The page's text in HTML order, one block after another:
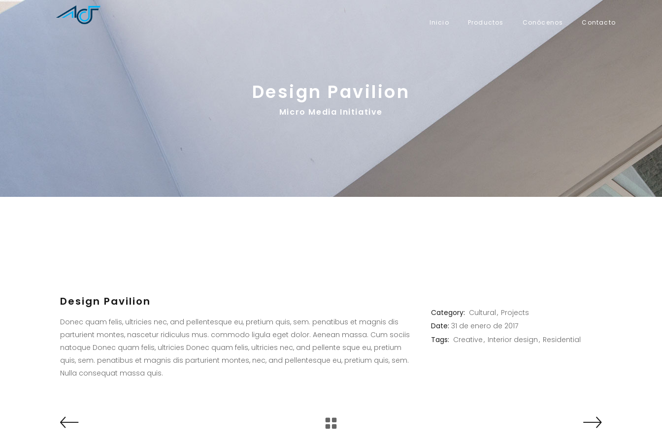
Inicio Productos Conócenos Contacto
Design Pavilion
Micro Media Initiative
Design Pavilion
Donec quam felis, ultricies nec, and pellentesque eu, pretium quis, sem. penatibus et magnis dis
parturient montes, nascetur ridiculus mus. commodo ligula eget dolor. Aenean massa. Cum sociis
natoque Donec quam felis, ultricies Donec quam felis, ultricies nec, and pellente sque eu, pretium
quis, sem. penatibus et magnis dis parturient montes, nec, and pellentesque eu, pretium quis, sem.
Nulla consequat massa quis.
Category: Cultural Projects
Date: 31 de enero de 2017
Tags: Creative Interior design Residential